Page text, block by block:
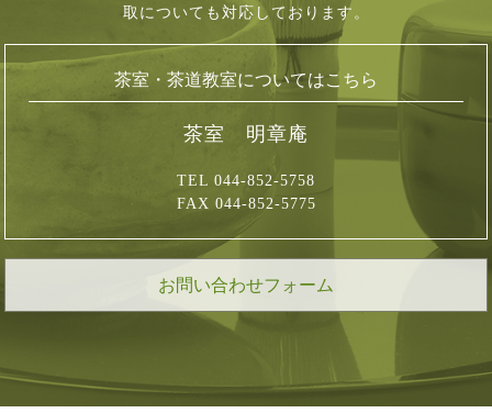
取についても対応しております。
茶室・茶道教室についてはこちら
茶室 明章庵
TEL 044-852-5758
FAX 044-852-5775
お問い合わせフォーム